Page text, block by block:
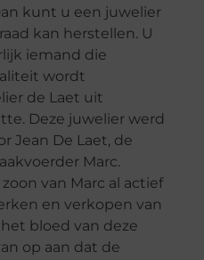
kunt u een juwelier
kan herstellen. U
iemand die
wordt
de Laet uit
Deze juwelier werd
Jean De Laet, de
Marc.
van Marc al actief
en verkopen van
bloed van deze
op aan dat de